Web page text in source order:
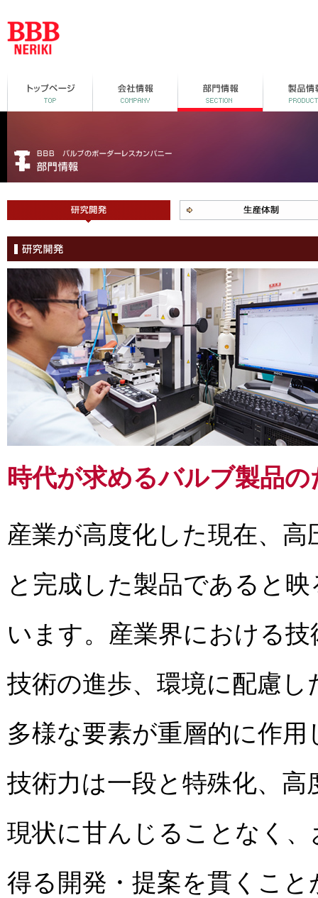
時代が求めるバルブ製品の
産業が高度化した現在、
と完成した製品であると
います。産業界における
技術の進歩、環境に配慮
多様な要素が重層的に作
技術力は一段と特殊化、
現状に甘んじることなく
得る開発・提案を貫くこ